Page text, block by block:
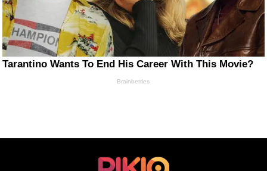
Tarantino Wants To End His Career With This Movie?
Brainberries